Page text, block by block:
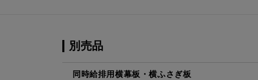
別売品
同時給排用横幕板・横ふさぎ板